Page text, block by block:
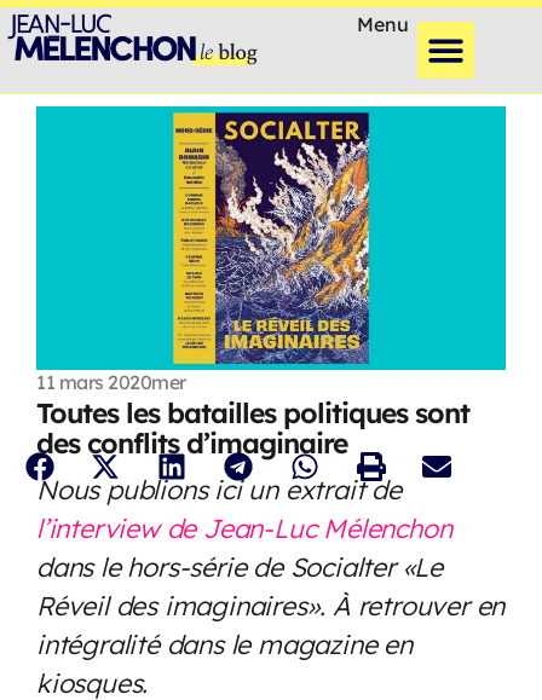
Menu
11 mars 2020mer
Toutes les batailles politiques sont
des conflits d’imaginaire
Nous publions ici un extrait de
l’interview de Jean-Luc Mélenchon
dans le hors-série de Socialter «Le
Réveil des imaginaires». À retrouver en
intégralité dans le magazine en
kiosques.